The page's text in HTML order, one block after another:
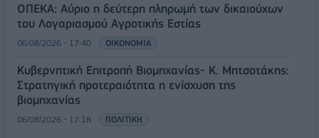
ΟΠΕΚΑ: Αύριο η δεύτερη πληρωμή των δικαιούχων
του Λογαριασμού Αγροτικής Εστίας
06/08/2026 - 17:40 ΟΙΚΟΝΟΜΙΑ
Κυβερνητική Επιτροπή Βιομηχανίας- Κ. Μητσοτάκης:
Στρατηγική προτεραιότητα η ενίσχυση της
βιομηχανίας
06/08/2026 - 17:18 ΠΟΛΙΤΙΚΗ